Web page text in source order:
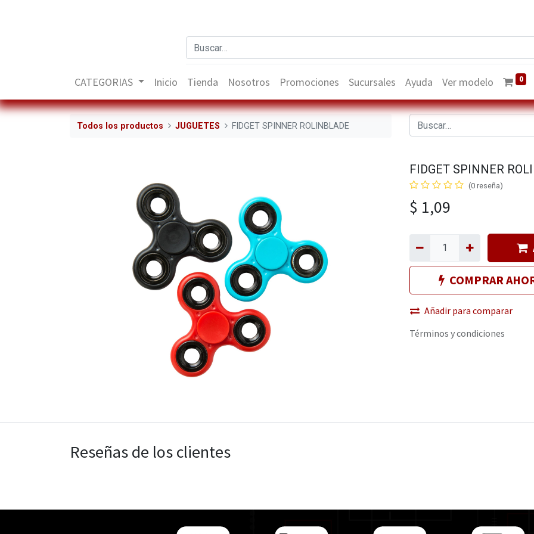
CATEGORIAS Inicio Tienda Nosotros Promociones Sucursales Ayuda Ver modelo 0
Todos los productos JUGUETES FIDGET SPINNER ROLINBLADE
FIDGET SPINNER
(0 reseña)
$ 1,09
COMPRAR
Añadir para comparar
Términos y condiciones
Reseñas de los clientes